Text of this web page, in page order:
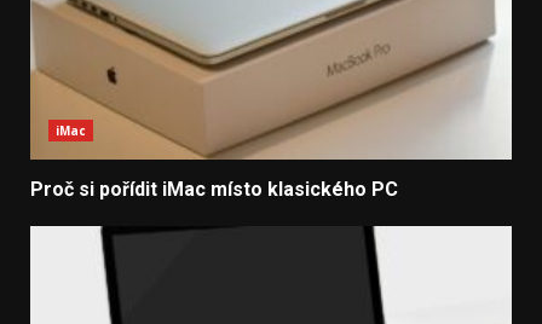
iMac
Proč si pořídit iMac místo klasického PC